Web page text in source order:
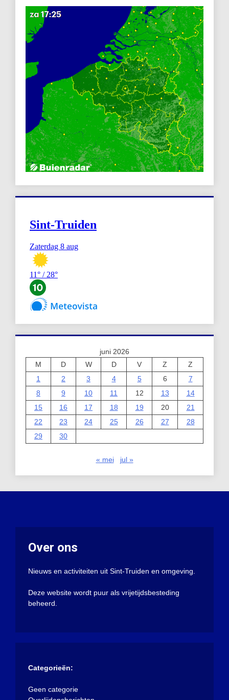
juni 2026
M
D W D V Z
Z
1
2 3 4 5 6
7
8
9 10 11 12 13
14
15
16 17 18 19 20
21
22
23 24 25 26 27
28
29
30
« mei jul »
Over ons
Nieuws en activiteiten uit Sint-Truiden en omgeving.
Deze website wordt puur als vrijetijdsbesteding
beheerd.
Categorieën:
Geen categorie